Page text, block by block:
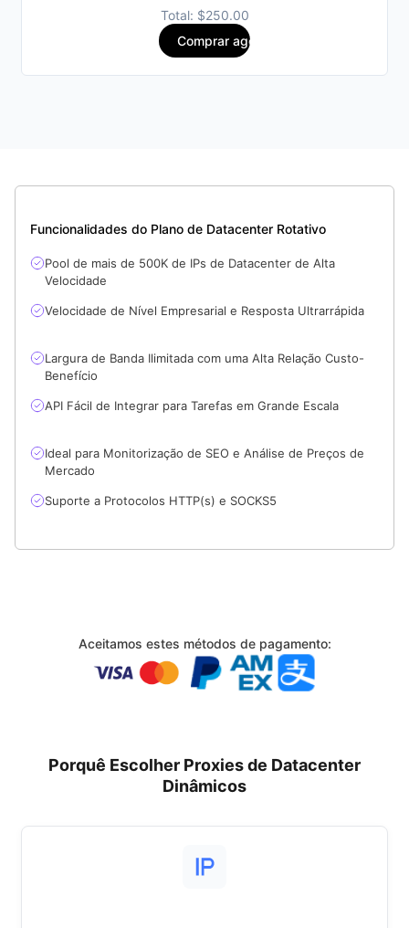
Total: $250.00
Comprar agora
Funcionalidades do Plano de Datacenter Rotativo
Pool de mais de 500K de IPs de Datacenter de Alta
Velocidade
Velocidade de Nível Empresarial e Resposta Ultrarrápida
Largura de Banda Ilimitada com uma Alta Relação Custo-
Benefício
API Fácil de Integrar para Tarefas em Grande Escala
Ideal para Monitorização de SEO e Análise de Preços de
Mercado
Suporte a Protocolos HTTP(s) e SOCKS5
Aceitamos estes métodos de pagamento:
Porquê Escolher Proxies de Datacenter
Dinâmicos